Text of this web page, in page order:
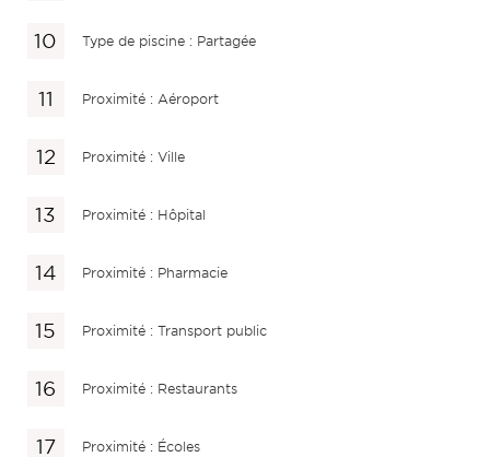
Type de piscine : Partagée
Proximité : Aéroport
Proximité : Ville
Proximité : Hôpital
Proximité : Pharmacie
Proximité : Transport public
Proximité : Restaurants
Proximité : Écoles